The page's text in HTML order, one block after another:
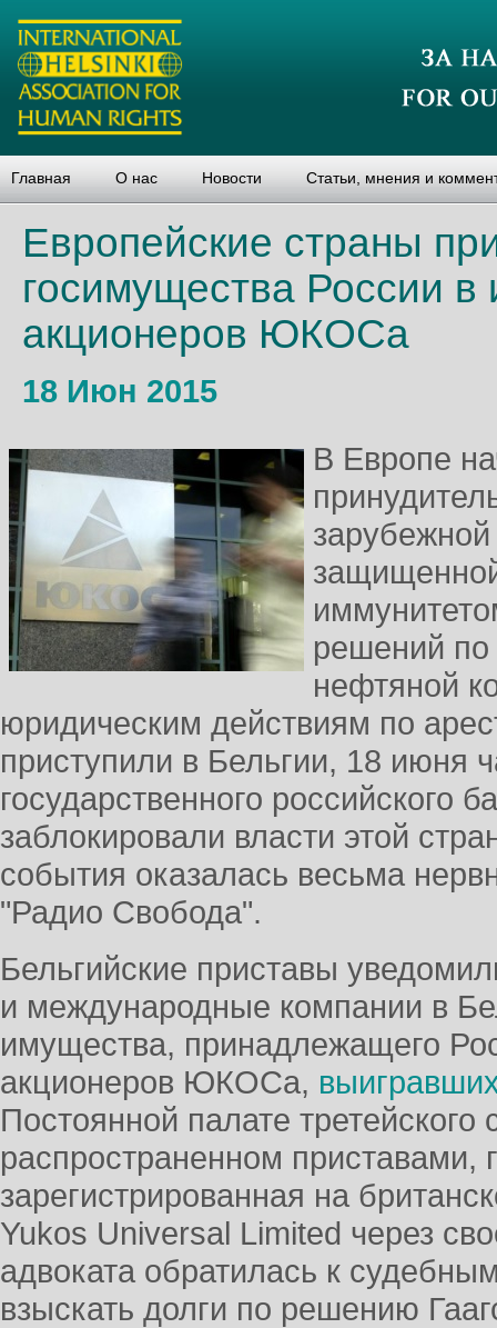
Главная О нас Новости Статьи, мнения и
Европейские страны
госимущества России
акционеров ЮКОСа
18 Июн 2015
В Европе
решений
нефтяной
юридическим действиям по
приступили в Бельгии, 18 июня
государственного российского
заблокировали власти этой
события оказалась весьма
"Радио Свобода".
Бельгийские приставы
и международные компании в
имущества, принадлежащего
акционеров ЮКОСа,
Постоянной палате третейского
распространенном приставами,
зарегистрированная на
Yukos Universal Limited через
адвоката обратилась к
взыскать долги по решению